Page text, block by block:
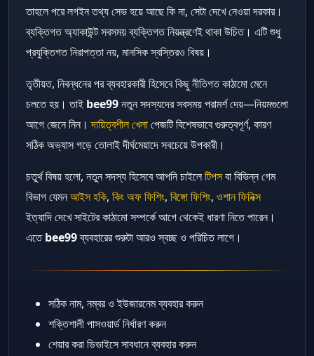
তাহলে পরে লগইন তথ্য সেভ হয়ে আছে কি না, সেটা দেখে নেওয়া দরকার।
ব্যক্তিগত অ্যাকাউন্ট সবসময় ব্যক্তিগত নিয়ন্ত্রণেই থাকা উচিত। এটি শুধু
প্রযুক্তিগত নিরাপত্তা নয়, মানসিক স্বস্তিরও বিষয়।
তৃতীয়ত, নিবন্ধনের পর ব্যবহারকারী হিসেবে কিছু নীতিগত কাঠামো মেনে
চলতে হয়। তাই bee99নতুন সদস্যদের সবসময় পরামর্শ দেয়—নিয়মগুলো
আগে জেনে নিন।দায়িত্বশীল খেলাপেজটি বিশেষভাবে গুরুত্বপূর্ণ, কারণ
সঠিক অভ্যাস গড়ে তোলাই দীর্ঘমেয়াদে সবচেয়ে উপকারী।
চতুর্থ বিষয় হলো, নতুন সদস্য হিসেবে আপনি চাইলেটিপসবা বিভিন্ন গেম
বিভাগ যেমনআইস হকি, কিং অফ ফিশিং, বিঙ্গো ফিশিং, ওশান ফিনিক্স
ইত্যাদি দেখে সাইটের কাঠামো সম্পর্কে আগে থেকেই ধারণা নিতে পারেন।
এতেbee99ব্যবহারের শুরুটা আরও স্বচ্ছ ও পরিচিত লাগে।
সঠিক নাম, নম্বর ও ইউজারনেম ব্যবহার করুন
শক্তিশালী পাসওয়ার্ড নির্ধারণ করুন
শেয়ার করা ডিভাইসে সাবধানে ব্যবহার করুন